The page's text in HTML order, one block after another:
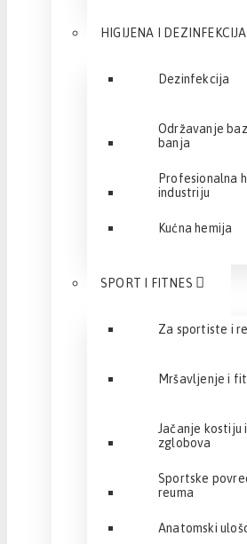
HIGIJENA I DEZINFEKCIJA
Dezinfekcija
Održavanje
banja
Profesionalna
industriju
Kućna hemija
SPORT I FITNES
Za sportiste i
Mršavljenje i
Jačanje kostiju i
zglobova
Sportske
reuma
Anatomski